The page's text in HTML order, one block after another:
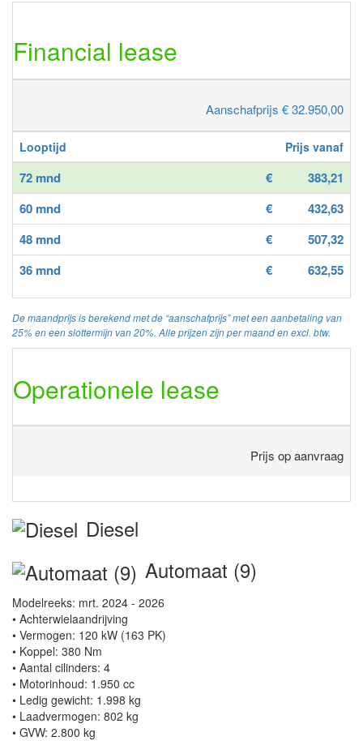
Financial lease
Aanschafprijs € 32.950,00
Looptijd Prijs vanaf
72 mnd €
383,21
60 mnd
€
432,63
48 mnd
€
507,32
36 mnd
€ 632,55
De maandprijs is berekend met de “aanschafprijs” met een aanbetaling van
25% en een slottermijn van 20%. Alle prijzen zijn per maand en excl. btw.
Operationele lease
Prijs op aanvraag
Diesel
Automaat (9)
Modelreeks: mrt. 2024 - 2026
• Achterwielaandrijving
• Vermogen: 120 kW (163 PK)
• Koppel: 380 Nm
• Aantal cilinders: 4
• Motorinhoud: 1.950 cc
• Ledig gewicht: 1.998 kg
• Laadvermogen: 802 kg
• GVW: 2.800 kg